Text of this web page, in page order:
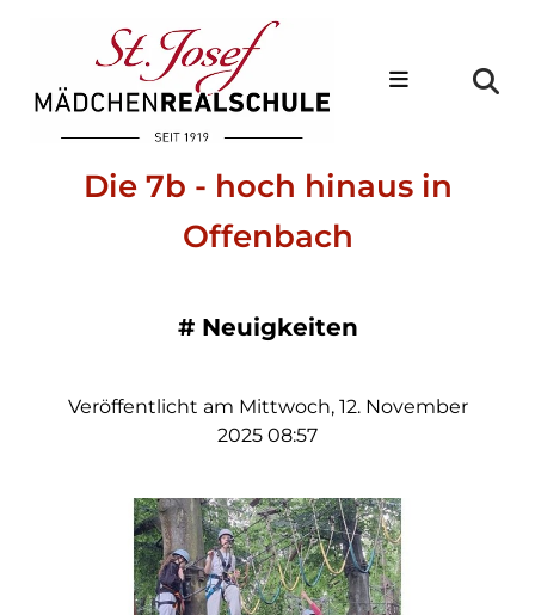
Die 7b - hoch hinaus in
Offenbach
# Neuigkeiten
Veröffentlicht am Mittwoch, 12. November
2025 08:57